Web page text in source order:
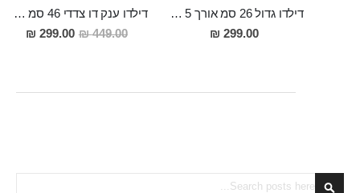
דילדו גדול 26 סמ אורך 5 סמ רוחב מיוחד עם חיספוס להנאה מירבית Morpheus
299.00 ₪
דילדו ענק דו צדדי 46 סמ אורך 5 סמ רוחב כבד ובעל נוכחותDamon
449.00 ₪
מחיר
מבצע
299.00 ₪
Search